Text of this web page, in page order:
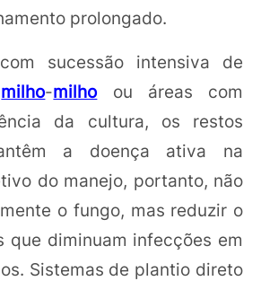
prolongado.
sucessão intensiva de
milho-milhoou áreas com
da cultura, os restos
a doença ativa na
do manejo, portanto, não
o fungo, mas reduzir o
que diminuam infecções em
Sistemas de plantio direto